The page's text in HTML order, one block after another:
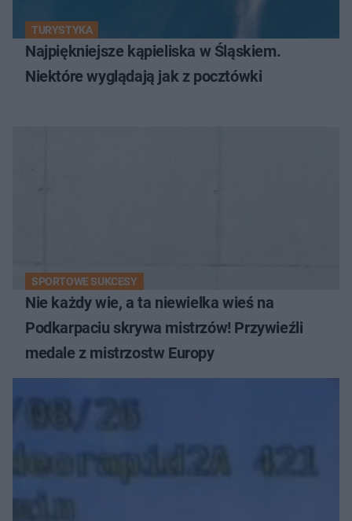
TURYSTYKA
Najpiękniejsze kąpieliska w Śląskiem.
Niektóre wyglądają jak z pocztówki
SPORTOWE SUKCESY
Nie każdy wie, a ta niewielka wieś na
Podkarpaciu skrywa mistrzów! Przywieźli
medale z mistrzostw Europy